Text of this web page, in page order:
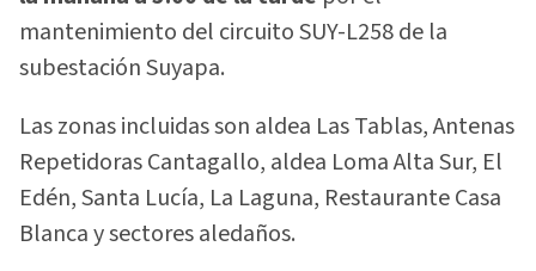
mantenimiento del circuito SUY-L258 de la
subestación Suyapa.
Las zonas incluidas son aldea Las Tablas, Antenas
Repetidoras Cantagallo, aldea Loma Alta Sur, El
Edén, Santa Lucía, La Laguna, Restaurante Casa
Blanca y sectores aledaños.